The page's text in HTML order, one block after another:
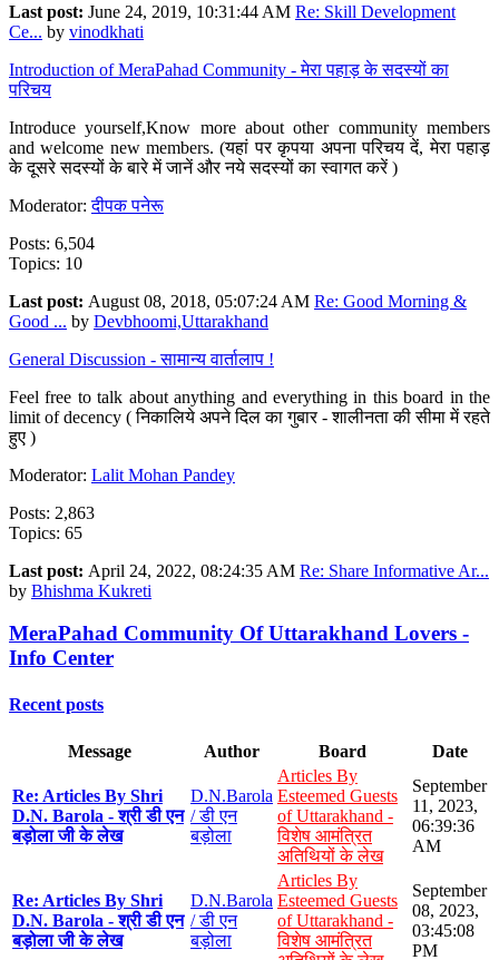
Last post: June 24, 2019, 10:31:44 AM Re: Skill Development
Ce... by vinodkhati
Introduction of MeraPahad Community - मेरा पहाड़ के सदस्यों का
परिचय
Introduce yourself,Know more about other community members
and welcome new members. (यहां पर कृपया अपना परिचय दें, मेरा पहाड़
के दूसरे सदस्यों के बारे में जानें और नये सदस्यों का स्वागत करें )
Moderator:दीपक पनेरू
Posts: 6,504
Topics: 10
Last post: August 08, 2018, 05:07:24 AM Re: Good Morning &
Good ... by Devbhoomi,Uttarakhand
General Discussion - सामान्य वार्तालाप !
Feel free to talk about anything and everything in this board in the
limit of decency ( निकालिये अपने दिल का गुबार - शालीनता की सीमा में रहते
हुए )
Moderator: Lalit Mohan Pandey
Posts: 2,863
Topics: 65
Last post: April 24, 2022, 08:24:35 AM Re: Share Informative Ar...
by Bhishma Kukreti
MeraPahad Community Of Uttarakhand Lovers -
Info Center
Recent posts
Message Author Board Date
Re: Articles By Shri
D.N. Barola - श्री डी एन
बड़ोला जी के लेख
D.N.Barola
/ डी एन
बड़ोला
Articles By
Esteemed Guests
of Uttarakhand -
विशेष आमंत्रित
अतिथियों के लेख
September
11, 2023,
06:39:36
AM
Re: Articles By Shri
D.N. Barola - श्री डी एन
बड़ोला जी के लेख
D.N.Barola
/ डी एन
बड़ोला
Articles By
Esteemed Guests
of Uttarakhand -
विशेष आमंत्रित
September
08, 2023,
03:45:08
PM